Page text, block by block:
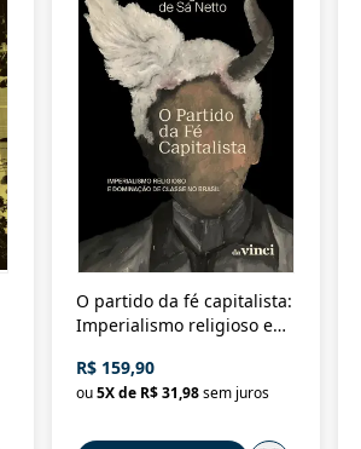
O partido da fé capitalista:
Imperialismo religioso e
Brasil
R$ 159,90
ou5X de R$ 31,98sem juros